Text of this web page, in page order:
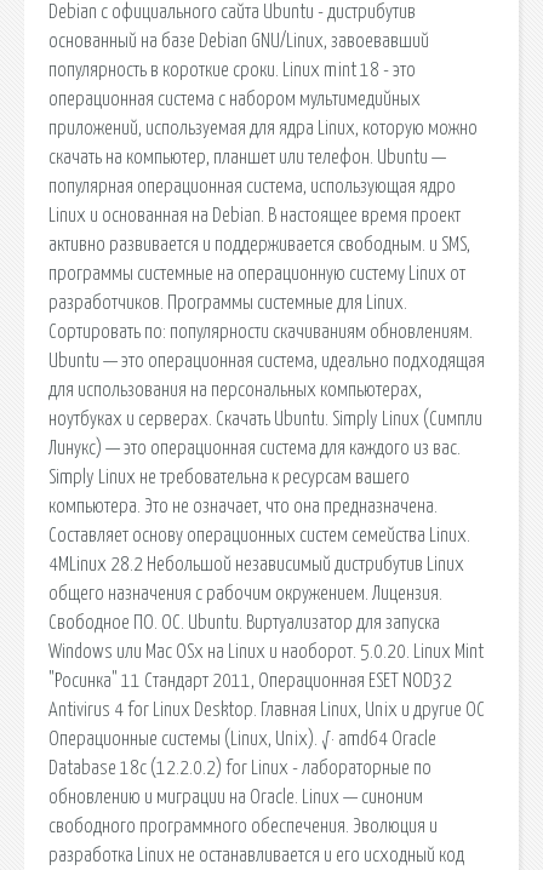
Debian с официального сайта Ubuntu - дистрибутив
основанный на базе Debian GNU/Linux, завоевавший
популярность в короткие сроки. Linux mint 18 - это
операционная система с набором мультимедийных
приложений, используемая для ядра Linux, которую можно
скачать на компьютер, планшет или телефон. Ubuntu —
популярная операционная система, использующая ядро
Linux и основанная на Debian. В настоящее время проект
активно развивается и поддерживается свободным. и SMS,
программы системные на операционную систему Linux от
разработчиков. Программы системные для Linux.
Сортировать по: популярности скачиваниям обновлениям.
Ubuntu — это операционная система, идеально подходящая
для использования на персональных компьютерах,
ноутбуках и серверах. Скачать Ubuntu. Simply Linux (Симпли
Линукс) — это операционная система для каждого из вас.
Simply Linux не требовательна к ресурсам вашего
компьютера. Это не означает, что она предназначена.
Составляет основу операционных систем семейства Linux.
4MLinux 28.2 Небольшой независимый дистрибутив Linux
общего назначения с рабочим окружением. Лицензия.
Свободное ПО. ОС. Ubuntu. Виртуализатор для запуска
Windows или Mac OSx на Linux и наоборот. 5.0.20. Linux Mint
"Росинка" 11 Стандарт 2011, Операционная ESET NOD32
Antivirus 4 for Linux Desktop. Главная Linux, Unix и другие ОС
Операционные системы (Linux, Unix). √· amd64 Oracle
Database 18c (12.2.0.2) for Linux - лабораторные по
обновлению и миграции на Oracle. Linux — синоним
свободного программного обеспечения. Эволюция и
разработка Linux не останавливается и его исходный код